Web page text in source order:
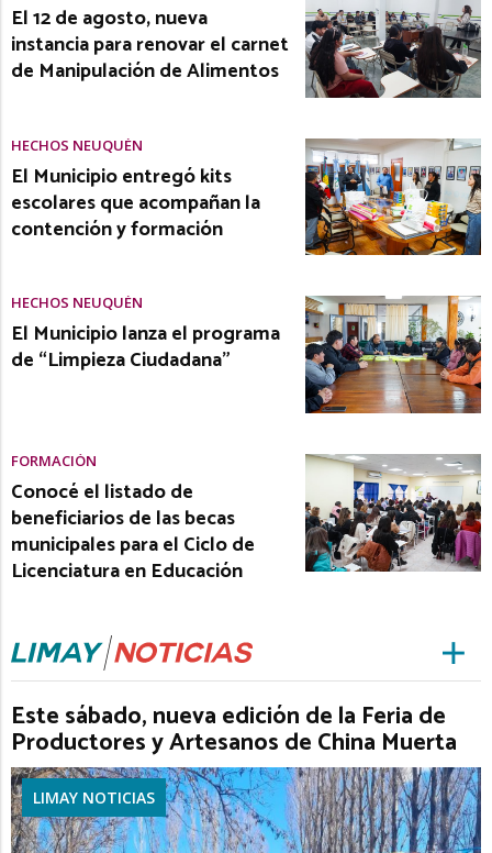
El 12 de agosto, nueva
instancia para renovar el carnet
de Manipulación de Alimentos
HECHOS NEUQUÉN
El Municipio entregó kits
escolares que acompañan la
contención y formación
HECHOS NEUQUÉN
El Municipio lanza el programa
de “Limpieza Ciudadana”
FORMACIÓN
Conocé el listado de
beneficiarios de las becas
municipales para el Ciclo de
Licenciatura en Educación
Este sábado, nueva edición de la Feria de
Productores y Artesanos de China Muerta
LIMAY NOTICIAS